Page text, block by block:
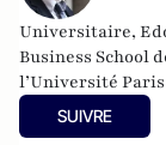
Universitaire,
Business School
l’Université
actuellement
d’Etudes
SUIVRE